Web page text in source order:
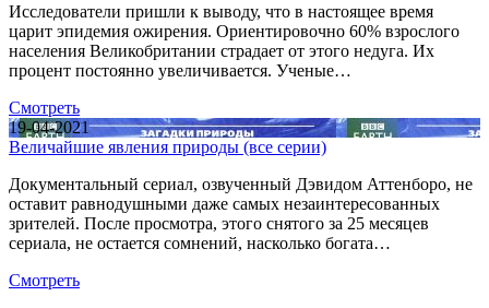
Исследователи пришли к выводу, что в настоящее время
царит эпидемия ожирения. Ориентировочно 60% взрослого
населения Великобритании страдает от этого недуга. Их
процент постоянно увеличивается. Ученые…
Смотреть
19-04-2021
Величайшие явления природы (все серии)
Документальный сериал, озвученный Дэвидом Аттенборо, не
оставит равнодушными даже самых незаинтересованных
зрителей. После просмотра, этого снятого за 25 месяцев
сериала, не остается сомнений, насколько богата…
Смотреть